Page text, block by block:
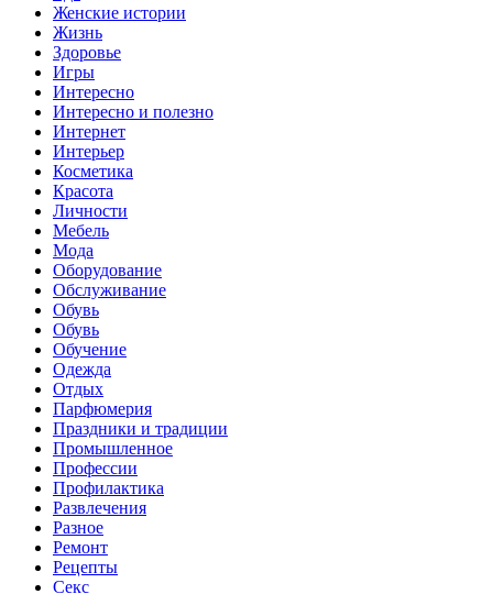
Женские истории
Жизнь
Здоровье
Игры
Интересно
Интересно и полезно
Интернет
Интерьер
Косметика
Красота
Личности
Мебель
Мода
Оборудование
Обслуживание
Обувь
Обувь
Обучение
Одежда
Отдых
Парфюмерия
Праздники и традиции
Промышленное
Профессии
Профилактика
Развлечения
Разное
Ремонт
Рецепты
Секс